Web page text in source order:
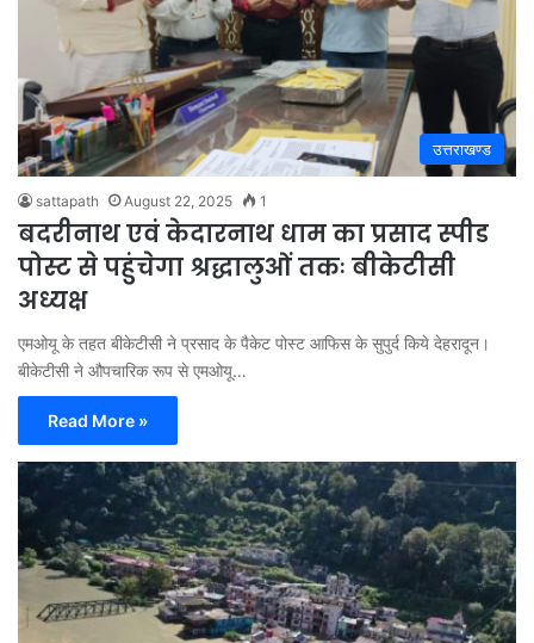
उत्तराखण्ड
sattapath August 22, 2025 1
बदरीनाथ एवं केदारनाथ धाम का प्रसाद स्पीड
पोस्ट से पहुंचेगा श्रद्धालुओं तकः बीकेटीसी
अध्यक्ष
एमओयू के तहत बीकेटीसी ने प्रसाद के पैकेट पोस्ट आफिस के सुपुर्द किये देहरादून।
बीकेटीसी ने औपचारिक रूप से एमओयू…
Read More »